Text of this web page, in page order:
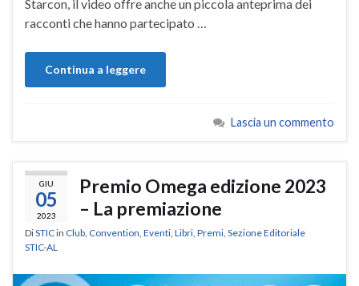
Starcon, il video offre anche un piccola anteprima dei
racconti che hanno partecipato …
Continua a leggere
Lascia un commento
GIU
05
2023
Premio Omega edizione 2023
– La premiazione
DiSTICin Club Convention Eventi Libri Premi Sezione Editoriale
STIC-AL